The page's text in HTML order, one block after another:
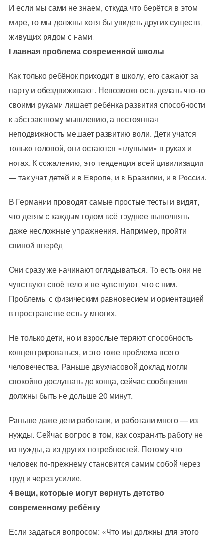
И если мы сами не знаем, откуда что берётся в этом
мире, то мы должны хотя бы увидеть других существ,
живущих рядом с нами.
Главная проблема современной школы
Как только ребёнок приходит в школу, его сажают за
парту и обездвиживают. Невозможность делать что-то
своими руками лишает ребёнка развития способности
к абстрактному мышлению, а постоянная
неподвижность мешает развитию воли. Дети учатся
только головой, они остаются «глупыми» в руках и
ногах. К сожалению, это тенденция всей цивилизации
— так учат детей и в Европе, и в Бразилии, и в России.
В Германии проводят самые простые тесты и видят,
что детям с каждым годом всё труднее выполнять
даже несложные упражнения. Например, пройти
спиной вперёд
Они сразу же начинают оглядываться. То есть они не
чувствуют своё тело и не чувствуют, что с ним.
Проблемы с физическим равновесием и ориентацией
в пространстве есть у многих.
Не только дети, но и взрослые теряют способность
концентрироваться, и это тоже проблема всего
человечества. Раньше двухчасовой доклад могли
спокойно дослушать до конца, сейчас сообщения
должны быть не дольше 20 минут.
Раньше даже дети работали, и работали много — из
нужды. Сейчас вопрос в том, как сохранить работу не
из нужды, а из других потребностей. Потому что
человек по-прежнему становится самим собой через
труд и через усилие.
4 вещи, которые могут вернуть детство
современному ребёнку
Если задаться вопросом: «Что мы должны для этого